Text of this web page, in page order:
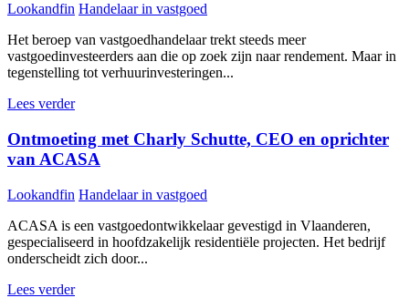
Lookandfin Handelaar in vastgoed
Het beroep van vastgoedhandelaar trekt steeds meer
vastgoedinvesteerders aan die op zoek zijn naar rendement. Maar in
tegenstelling tot verhuurinvesteringen...
Lees verder
Ontmoeting met Charly Schutte, CEO en oprichter
van ACASA
Lookandfin Handelaar in vastgoed
ACASA is een vastgoedontwikkelaar gevestigd in Vlaanderen,
gespecialiseerd in hoofdzakelijk residentiële projecten. Het bedrijf
onderscheidt zich door...
Lees verder